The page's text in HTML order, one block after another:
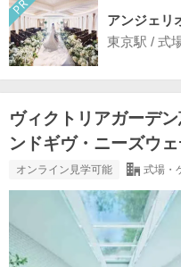
アンジェリ
東京駅 / 式
ヴィクトリアガーデ
ンドギヴ・ニーズウ
オンライン見学可能 式場・